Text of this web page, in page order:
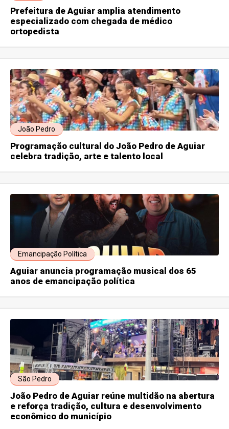
Prefeitura de Aguiar amplia atendimento
especializado com chegada de médico
ortopedista
João Pedro
Programação cultural do João Pedro de Aguiar
celebra tradição, arte e talento local
Emancipação Política
Aguiar anuncia programação musical dos 65
anos de emancipação política
São Pedro
João Pedro de Aguiar reúne multidão na abertura
e reforça tradição, cultura e desenvolvimento
econômico do município